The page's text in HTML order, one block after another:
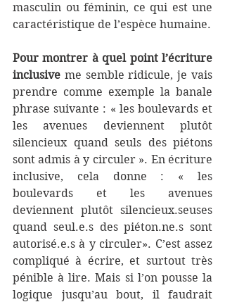
masculin ou féminin, ce qui est une
caractéristique de l’espèce humaine.
Pour montrer à quel point l’écriture
inclusive me semble ridicule, je vais
prendre comme exemple la banale
phrase suivante : « les boulevards et
les avenues deviennent plutôt
silencieux quand seuls des piétons
sont admis à y circuler ». En écriture
inclusive, cela donne : « les
boulevards et les avenues
deviennent plutôt silencieux.seuses
quand seul.e.s des piéton.ne.s sont
autorisé.e.s à y circuler». C’est assez
compliqué à écrire, et surtout très
pénible à lire. Mais si l’on pousse la
logique jusqu’au bout, il faudrait